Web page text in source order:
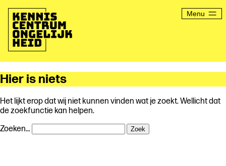
naar
inhoud
Menu
Hier is niets
Het lijkt erop dat wij niet kunnen vinden wat je zoekt. Wellicht dat
de zoekfunctie kan helpen.
Zoeken…